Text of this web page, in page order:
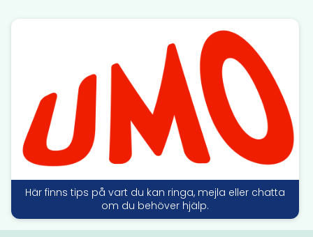
D
e
Här finns tips på vart du kan ringa, mejla eller chatta
om du behöver hjälp.